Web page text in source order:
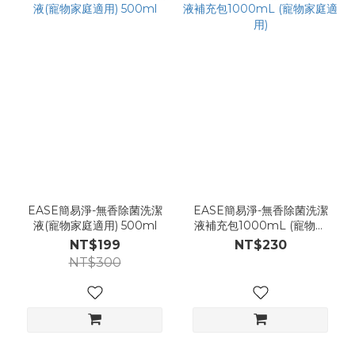
EASE簡易淨-無香除菌洗潔
液(寵物家庭適用) 500ml
NT$199
NT$300
EASE簡易淨-無香除菌洗潔
液補充包1000mL (寵物家
庭適用)
NT$230